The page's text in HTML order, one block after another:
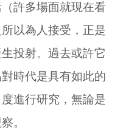
許多場面就現在看
以為人接受，正是
投射。過去或許它
時代是具有如此的
進行研究，無論是
。